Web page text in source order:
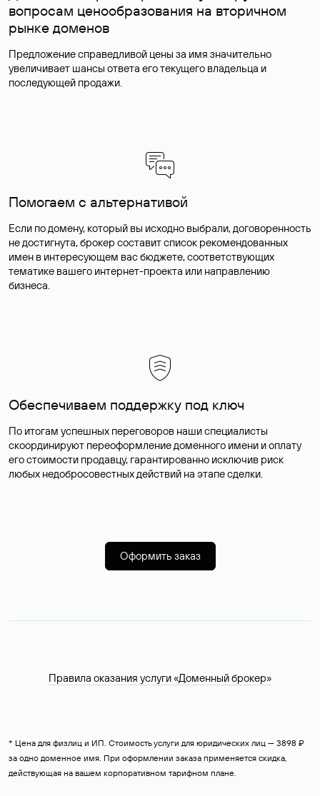
вопросам ценообразования на вторичном
рынке доменов
Предложение справедливой цены за имя значительно
увеличивает шансы ответа его текущего владельца и
последующей продажи.
Помогаем с альтернативой
Если по домену, который вы исходно выбрали, договоренность
не достигнута, брокер составит список рекомендованных
имен в интересующем вас бюджете, соответствующих
тематике вашего интернет-проекта или направлению
бизнеса.
Обеспечиваем поддержку под ключ
По итогам успешных переговоров наши специалисты
скоординируют переоформление доменного имени и оплату
его стоимости продавцу, гарантированно исключив риск
любых недобросовестных действий на этапе сделки.
Оформить заказ
Правила оказания услуги «Доменный брокер»
* Цена для физлиц и ИП. Стоимость услуги для юридических лиц — 3898 ₽
за одно доменное имя. При оформлении заказа применяется скидка,
действующая на вашем корпоративном тарифном плане.